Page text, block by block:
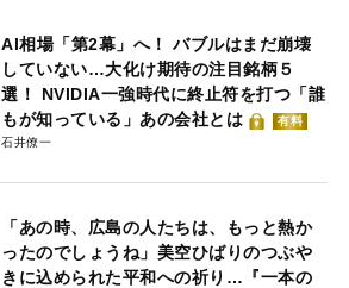
AI相場「第2幕」へ！ バブルはまだ崩壊
していない…大化け期待の注目銘柄５
選！ NVIDIA一強時代に終止符を打つ「誰
もが知っている」あの会社とは
有料
石井僚一
「あの時、広島の人たちは、もっと熱か
ったのでしょうね」美空ひばりのつぶや
きに込められた平和への祈り…『一本の